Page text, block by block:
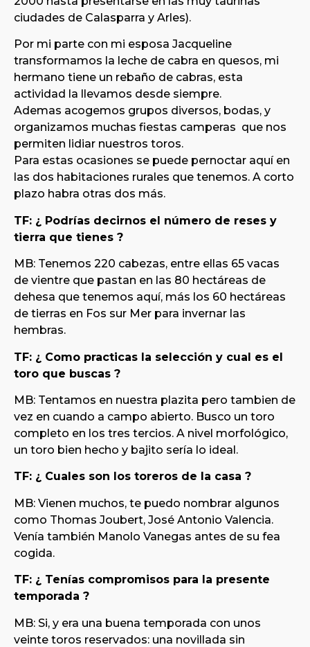
ciudades de Calasparra y Arles).
Por mi parte con mi esposa Jacqueline
transformamos la leche de cabra en quesos, mi
hermano tiene un rebaño de cabras, esta
actividad la llevamos desde siempre.
Ademas acogemos grupos diversos, bodas, y
organizamos muchas fiestas camperas que nos
permiten lidiar nuestros toros.
Para estas ocasiones se puede pernoctar aquí en
las dos habitaciones rurales que tenemos. A corto
plazo habra otras dos más.
TF: ¿ Podrías decirnos el número de reses y
tierra que tienes ?
MB: Tenemos 220 cabezas, entre ellas 65 vacas
de vientre que pastan en las 80 hectáreas de
dehesa que tenemos aquí, más los 60 hectáreas
de tierras en Fos sur Mer para invernar las
hembras.
TF: ¿ Como practicas la selección y cual es el
toro que buscas ?
MB: Tentamos en nuestra plazita pero tambien de
vez en cuando a campo abierto. Busco un toro
completo en los tres tercios. A nivel morfológico,
un toro bien hecho y bajito sería lo ideal.
TF: ¿ Cuales son los toreros de la casa ?
MB: Vienen muchos, te puedo nombrar algunos
como Thomas Joubert, José Antonio Valencia.
Venía también Manolo Vanegas antes de su fea
cogida.
TF: ¿ Tenías compromisos para la presente
temporada ?
MB: Si, y era una buena temporada con unos
veinte toros reservados: una novillada sin